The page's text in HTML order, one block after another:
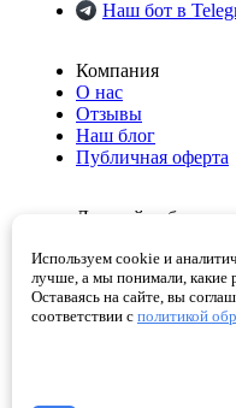
Наш бот в
Компания
О нас
Отзывы
Наш блог
Публичная оферта
Личный кабинет
Избранное
Корзина
Проверенные
Используем cookie и
лучше, а мы понимали, какие
Оставаясь на сайте, вы
соответствии с политикой